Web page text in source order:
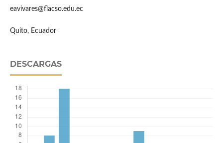
eavivares@flacso.edu.ec
Quito, Ecuador
DESCARGAS